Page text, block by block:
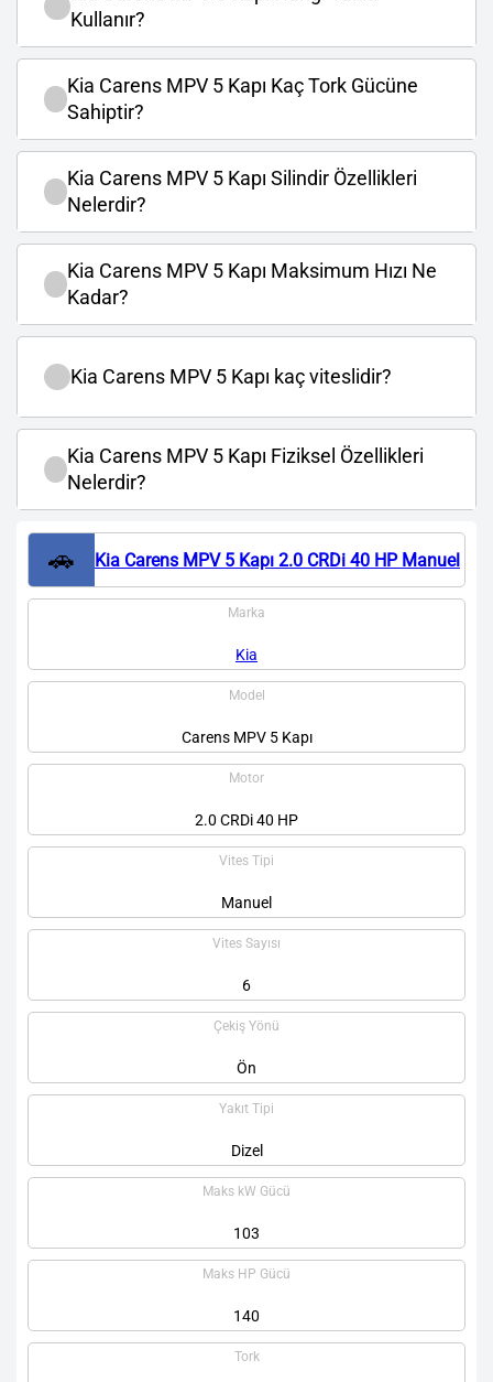
Kullanır?
Kia Carens MPV 5 Kapı Kaç Tork Gücüne
Sahiptir?
Kia Carens MPV 5 Kapı Silindir Özellikleri
Nelerdir?
Kia Carens MPV 5 Kapı Maksimum Hızı Ne
Kadar?
Kia Carens MPV 5 Kapı kaç viteslidir?
Kia Carens MPV 5 Kapı Fiziksel Özellikleri
Nelerdir?
🚗 Kia Carens MPV 5 Kapı 2.0 CRDi 40 HP Manuel
Marka
Kia
Model
Carens MPV 5 Kapı
Motor
2.0 CRDi 40 HP
Vites Tipi
Manuel
Vites Sayısı
6
Çekiş Yönü
Ön
Yakıt Tipi
Dizel
Maks kW Gücü
103
Maks HP Gücü
140
Tork